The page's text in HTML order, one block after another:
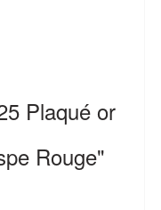
Plaqué or
Rouge"